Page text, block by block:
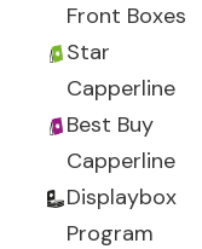
Front Boxes
Star
Capperline
Best Buy
Capperline
Displaybox
Program